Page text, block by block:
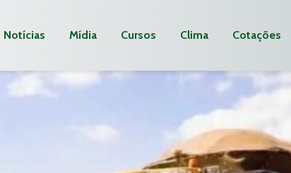
Notícias Mídia Cursos Clima Cotações